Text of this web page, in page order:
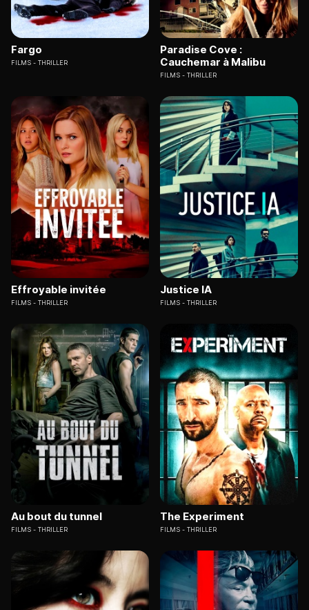
Fargo
FILMS THRILLER
Paradise Cove :
Cauchemar à Malibu
FILMS THRILLER
Effroyable invitée
FILMS THRILLER
Justice IA
FILMS THRILLER
Au bout du tunnel
FILMS THRILLER
The Experiment
FILMS THRILLER